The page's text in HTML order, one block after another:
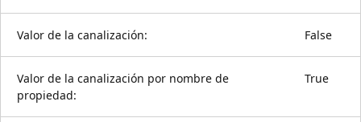
Valor de la canalización: False
Valor de la canalización por nombre de
propiedad:
True